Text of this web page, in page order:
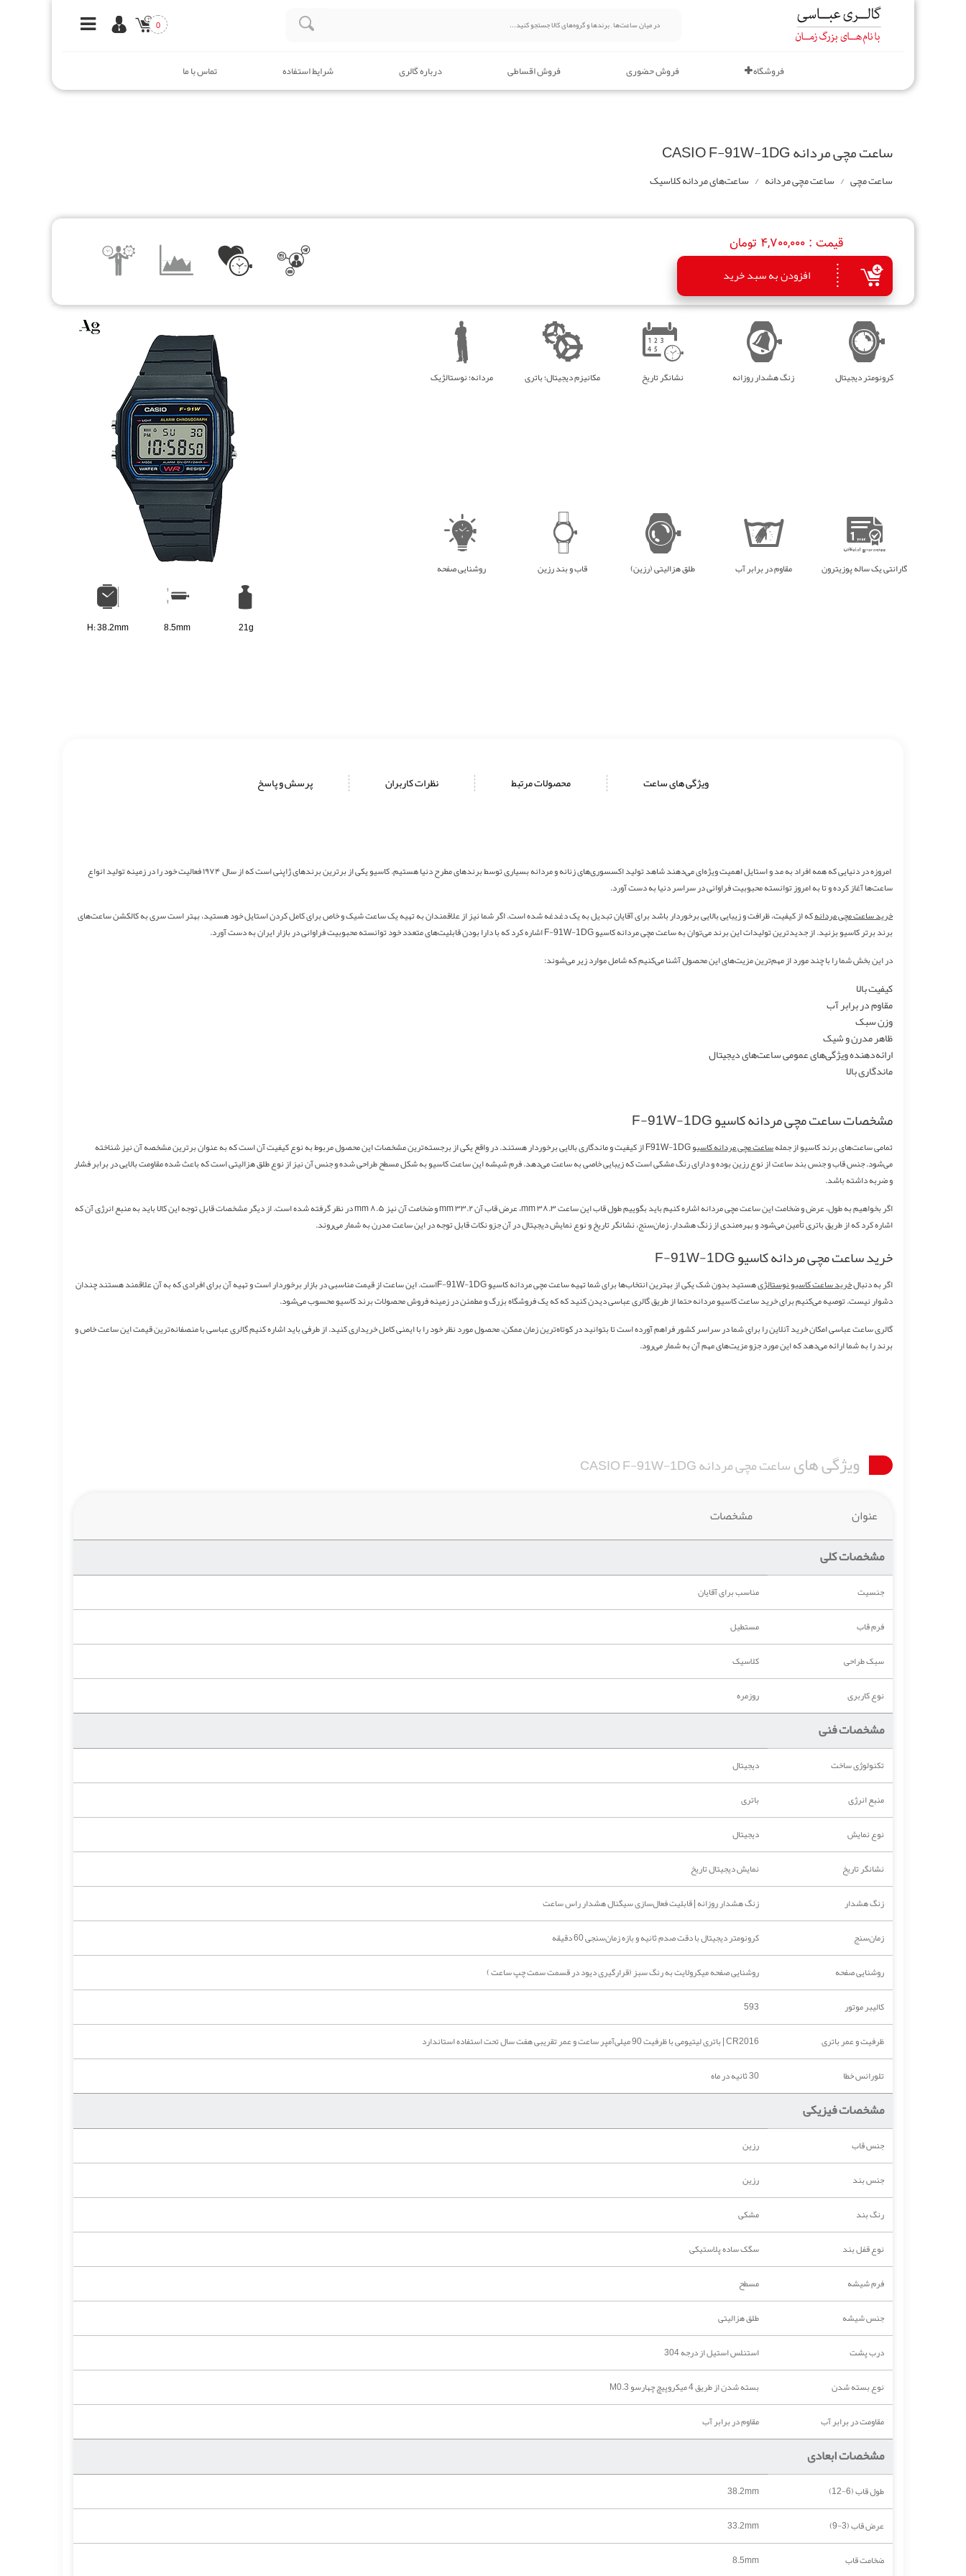
0
فروشگاه فروش حضوری فروش اقساطی درباره گالری شرایط استفاده تماس با ما
ساعت مچی مردانه CASIO F-91W-1DG
ساعت مچی ساعت مچی مردانه ساعت‌های مردانه کلاسیک
قیمت :4,700,000 تومان
افزودن به سبد خرید
مردانه؛ نوستالژیک مکانیزم دیجیتال؛ باتری نشانگر تاریخ زنگ هشدار روزانه کرونومتر دیجیتال
روشنایی صفحه قاب و بند رزین طلق هزالیتی (رزین) مقاوم در برابر آب گارانتی یک ساله پوزیترون
H: 38.2mm 8.5mm 21g
ویژگی های ساعت محصولات مرتبط نظرات کاربران پرسش و پاسخ
امروزه در دنیایی که همه افراد به مد و استایل اهمیت ویژه‌ای می‌دهند شاهد تولید اکسسوری‌های زنانه و مردانه بسیاری توسط برندهای مطرح دنیا هستیم. کاسیو یکی از برترین برندهای ژاپنی است که از سال ۱۹۷۴ فعالیت خود را در زمینه تولید انواع
ساعت‌ها آغاز کرده و تا به امروز توانسته محبوبیت فراوانی در سراسر دنیا به دست آورد.
خرید ساعت مچی مردانهکه از کیفیت، ظرافت و زیبایی بالایی برخوردار باشد برای آقایان تبدیل به یک دغدغه شده است. اگر شما نیز از علاقمندان به تهیه یک ساعت شیک و خاص برای کامل کردن استایل خود هستید، بهتر است سری به کالکشن ساعت‌های
برند برتر کاسیو بزنید. از جدیدترین تولیدات این برند می‌توان به ساعت مچی مردانه کاسیو F-91W-1DG
اشاره کرد که با دارا بودن قابلیت‌های متعدد خود توانسته محبوبیت فراوانی در بازار ایران به دست آورد.
در این بخش شما را با چند مورد از مهم‌ترین مزیت‌های این محصول آشنا می‌کنیم که شامل موارد زیر می‌شوند:
کیفیت بالا
مقاوم در برابر آب
وزن سبک
ظاهر مدرن و شیک
ارائه‌دهنده ویژگی‌های عمومی ساعت‌های دیجیتال
ماندگاری بالا
مشخصات ساعت مچی مردانه کاسیوF-91W-1DG
تمامی ساعت‌های برند کاسیو از جملهساعت مچی مردانه کاسیوF91W-1DGاز کیفیت و ماندگاری بالایی برخوردار هستند. در واقع یکی از برجسته‌ترین مشخصات این محصول مربوط به نوع کیفیت آن است که به عنوان برترین مشخصه آن نیز شناخته
می‌شود. جنس قاب و جنس بند ساعت از نوع رزین بوده و دارای رنگ مشکی است که زیبایی خاصی به ساعت می‌دهد. فرم شیشه این ساعت کاسیو به شکل مسطح طراحی شده و جنس آن نیز از نوع طلق هزالیتی است که باعث شده مقاومت بالایی در برابر فشار
و ضربه داشته باشد.
اگر بخواهیم به طول، عرض و ضخامت این ساعت مچی مردانه اشاره کنیم باید بگوییم طول قاب این ساعت ۳۸.۳
mm، عرض قاب آن ۳۳.۲ mmو ضخامت آن نیز ۸.۵ mmدر نظر گرفته شده است. از دیگر مشخصات قابل توجه این کالا باید به منبع انرژی آن که
اشاره کرد که از طریق باتری تأمین می‌شود و بهره‌مندی از زنگ هشدار، زمان‌سنج، نشانگر تاریخ و نوع نمایش دیجیتال در آن جزو نکات قابل توجه در این ساعت مدرن به شمار می‌روند.
خرید ساعت مچی مردانه کاسیوF-91W-1DG
اگر به دنبالخرید ساعت کاسیو نوستالژیهستید بدون شک یکی از بهترین انتخاب‌ها برای شما تهیه ساعت مچی مردانه کاسیوF-91W-1DGاست. این ساعت از قیمت مناسبی در بازار برخوردار است و تهیه آن برای افرادی که به آن علاقمند هستند چندان
دشوار نیست. توصیه می‌کنیم برای خرید ساعت کاسیو مردانه حتما از طریق گالری عباسی دیدن کنید که که یک فروشگاه بزرگ و مطمئن در زمینه فروش محصولات برند کاسیو محسوب می‌شود.
گالری ساعت عباسی امکان خرید آنلاین را برای شما در سراسر کشور فراهم آورده است تا بتوانید در کوتاه‌ترین زمان ممکن، محصول مورد نظر خود را با ایمنی کامل خریداری کنید. از طرفی باید اشاره کنیم گالری عباسی با منصفانه‌ترین قیمت این ساعت خاص و
برند را به شما ارائه می‌دهد که این مورد جزو مزیت‌های مهم آن به شمار می‌رود.
ویژگی هایساعت مچی مردانه CASIO F-91W-1DG
عنوان مشخصات
مشخصات کلی
جنسیت
مناسب برای آقایان
فرم قاب
مستطیل
سبک طراحی
کلاسیک
نوع کاربری
روزمره
مشخصات فنی
تکنولوژی ساخت
دیجیتال
منبع انرژی
باتری
نوع نمایش
دیجیتال
نشانگر تاریخ
نمایش دیجیتال تاریخ
زنگ هشدار
زنگ هشدار روزانه | قابلیت فعال‌سازی سیگنال هشدار راس ساعت
زمان‌سنج
کرونومتر دیجیتال با دقت صدم ثانیه و بازه زمان‌سنجی 60 دقیقه
روشنایی صفحه
روشنایی صفحه میکرولایت به رنگ سبز (قرارگیری دیود در قسمت سمت چپ ساعت )
کالیبر موتور
593
ظرفیت و عمر باتری
CR2016 | باتری لیتیومی با ظرفیت 90 میلی‌آمپر ساعت و عمر تقریبی هفت سال تحت استفاده استاندارد
تلورانس خطا
30 ثانیه در ماه
مشخصات فیزیکی
جنس قاب
رزین
جنس بند
رزین
رنگ بند
مشکی
نوع قفل بند
سگک ساده پلاستیکی
فرم شیشه
مسطح
جنس شیشه
طلق هزالیتی
درب پشت
استنلس استیل از درجه 304
نوع بسته شدن
بسته شدن از طریق 4 میکروپیچ چهارسو M0.3
مقاومت در برابر آب
مقاوم در برابر آب
مشخصات ابعادی
طول قاب (6-12)
38.2mm
عرض قاب (3-9)
33.2mm
ضخامت قاب
8.5mm